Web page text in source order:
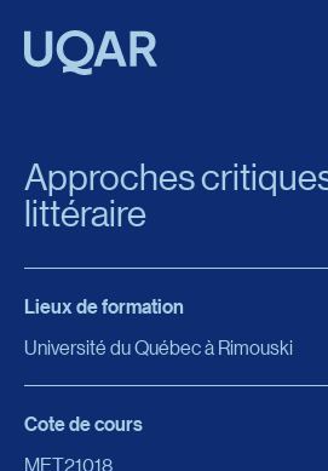
Taille du texte
Interlignage du
Espacement du
Approches
littéraire
Lieux de formation
Université du Québec à Rimouski
Cote de cours
MET21018